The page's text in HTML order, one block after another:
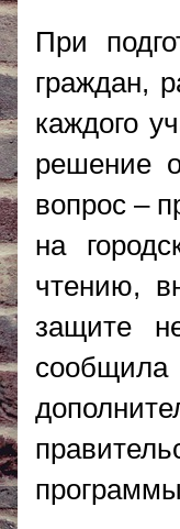
При
граждан,
каждого
решение
вопрос –
на
чтению,
защите